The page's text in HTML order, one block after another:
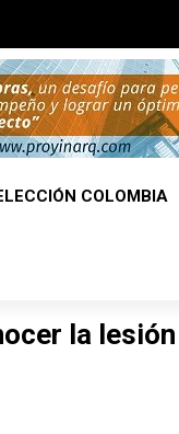
COLOMBIA
la lesión